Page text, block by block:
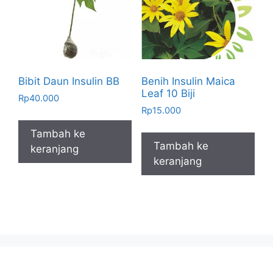
Bibit Daun Insulin BB
Rp40.000
Tambah ke
keranjang
Benih Insulin Maica
Leaf 10 Biji
Rp15.000
Tambah ke
keranjang